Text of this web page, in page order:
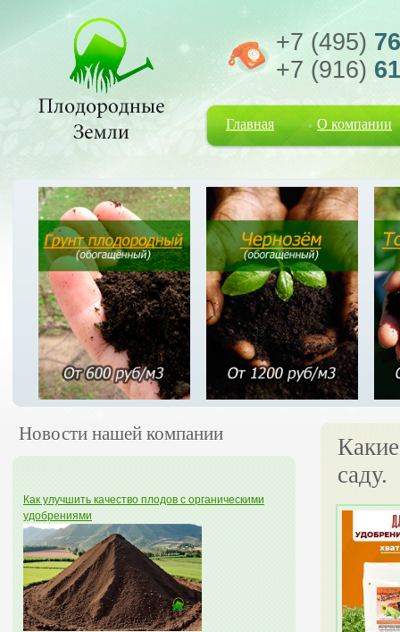
+7 (495)
+7 (916)
Главная О компании
Новости нашей компании
Как улучшить качество плодов с органическими
удобрениями
саду.